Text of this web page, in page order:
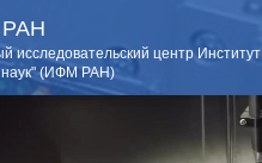
исследовательский центр Институт
наук" (ИФМ РАН)